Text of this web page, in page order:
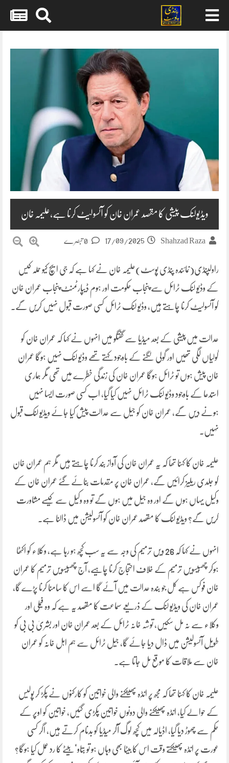
content
ویڈیولنک پیشی کا مقصد عمران خان کو آئسولیٹ کرنا ہے،علیمہ خان
Shahzad Raza
17/09/2025
راولپنڈی(نمائندہ پنڈی پوسٹ)علیمہ خان نے کہا ہے کہ جی ایچ کیو حملہ کیس
کے وڈیو لنک ٹرائل سے پنجاب حکومت اور ہوم ڈیپارٹمنٹ پنجاب عمران خان
کو آئسولیٹ کرنا چاہتے ہیں، وڈیو لنک ٹرائل کسی صورت قبول نہیں کریں گے۔
عدالت میں پیشی کے بعد میڈیا سے گفتگو میں انہوں نے کہا کہ عمران خان کو
گولیاں لگی تھیں اور گولی لگنے کے باوجود کہتے تھے وڈیو لنک نہیں ہوگا عمران
خان پیش ہوں تو ٹرائل ہوگا عمران خان کی زندگی خطرے میں تھی مگر ہماری
استدعا کے باوجود وڈیو لنک ٹرائل نہیں کیا گیا، اب کسی صورت ایسا نہیں
ہونے دیں گے، عمران خان کو جیل سے عدالت پیش کیا جائے ویڈیو لنک قبول
نہیں۔
علیمہ خان کا کہنا تھا کہ یہ عمران خان کی آواز بند کرنا چاہتے ہیں مگر ہم عمران خان
کو جلدی ریلیز کرائیں گے، عمران خان پر مقدمات بنائے گئے عمران خان کے
وکیل یہاں ہوں گے اور وہ جیل میں ہوں گے تو وہ وکیل سے کیسے مشاورت
کریں گے؟ ویڈیو لنک کا مقصد عمران خان کو آئسولیشن میں ڈالنا ہے۔
انہوں نے کہا کہ 26 ویں ترمیم کی وجہ سے یہ سب کچھ ہو رہا ہے، وکلاء کو اکٹھا
ہوکر چھبیسویں ترمیم کے خلاف احتجاج کرنا چاہیے، آج چھبیسویں ترمیم کا عمران
خان فوکس ہے کل جو بندہ عدالت میں آئے گا اسے اس کا سامنا کرنا پڑے گا،
عمران خان کی ویڈیو لنک کے ذریعے سماعت کا مقصد یہ ہے کہ وہ فیملی اور
وکلاء سے نہ مل سکیں، توشہ خانہ ٹرائل کے بعد عمران خان اور بشریٰ بی بی کو
طویل آئسولیشن میں ڈال دیا جائے گا، جیل ٹرائل سے ہم اہل خانہ کو عمران
خان سے ملاقات کا موقع مل جاتا ہے۔
علیمہ خان کا کہنا تھا کہ مجھ پر انڈہ پھینکنے والی خواتین کو کارکنوں نے پکڑ کر پولیس
کے حوالے کیا، انڈہ پھینکنے والی دونوں خواتین پکڑی گئیں، خواتین کو اوپر کے
حکم سے چھوڑ دیا گیا، اڈیالہ میں کچھ لوگ آکر میڈیا کو بدنام کرتے ہیں، اگر کسی
عورت پر انڈہ پھینکتے وقت اس کا بیٹا بھی وہاں ہو تو بتاوٴ بیٹے کا رد عمل کیا ہوگا؟